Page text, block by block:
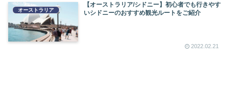
オーストラリア
【オーストラリア/シドニー】初心者でも行きやす
いシドニーのおすすめ観光ルートをご紹介
2022.02.21